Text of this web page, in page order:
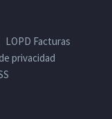
LOPD Facturas
privacidad